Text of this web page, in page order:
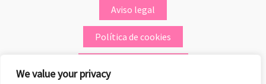
We value your privacy
Aviso legal
Política de cookies